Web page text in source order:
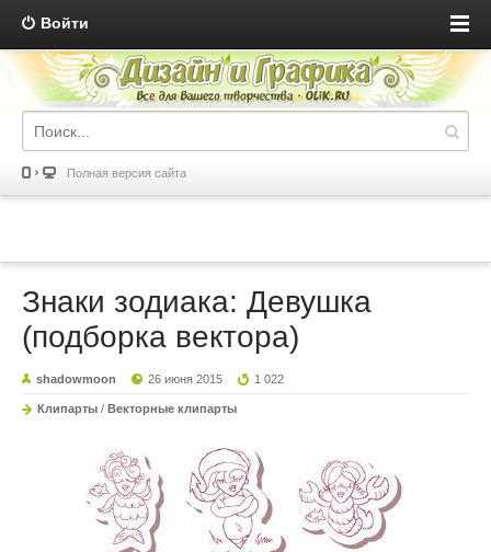
Войти
Полная версия сайта
Знаки зодиака: Девушка
(подборка вектора)
shadowmoon 26 июня 2015 1 022
Клипарты / Векторные клипарты